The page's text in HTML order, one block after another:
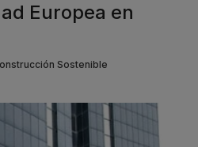
Europea en
Sostenible